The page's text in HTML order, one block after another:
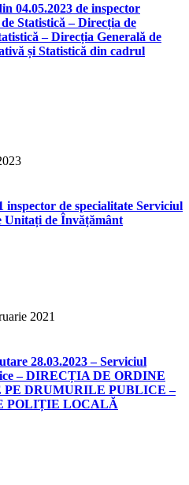
04.05.2023 de inspector
Statistică – Direcția de
– Direcția Generală de
și Statistică din cadrul
inspector de specialitate Serviciul
de Învățământ
2021
28.03.2023 – Serviciul
– DIRECȚIA DE ORDINE
DRUMURILE PUBLICE –
POLIȚIE LOCALĂ